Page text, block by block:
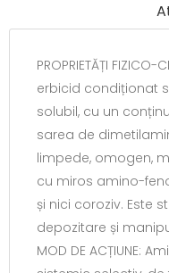
PROPRIETĂȚI
erbicid condiționat
solubil, cu un
sarea de
limpede, omogen,
cu miros amino-
și nici coroziv. Este
depozitare și
MOD DE ACȚIUNE: